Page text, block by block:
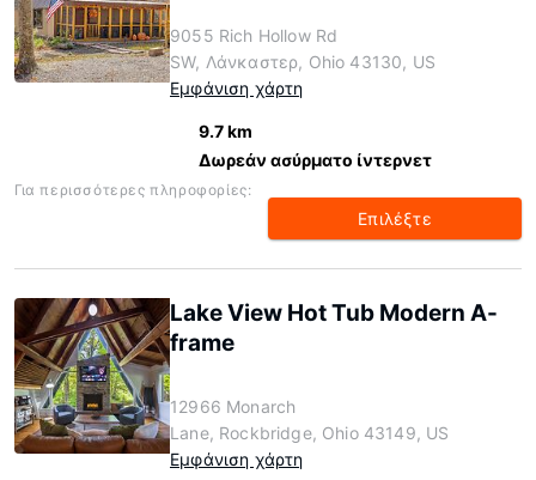
9055 Rich Hollow Rd
SW, Λάνκαστερ, Ohio 43130, US
Εμφάνιση χάρτη
9.7 km
Δωρεάν ασύρματο ίντερνετ
Για περισσότερες πληροφορίες:
Επιλέξτε
Lake View Hot Tub Modern A-
frame
12966 Monarch
Lane, Rockbridge, Ohio 43149, US
Εμφάνιση χάρτη